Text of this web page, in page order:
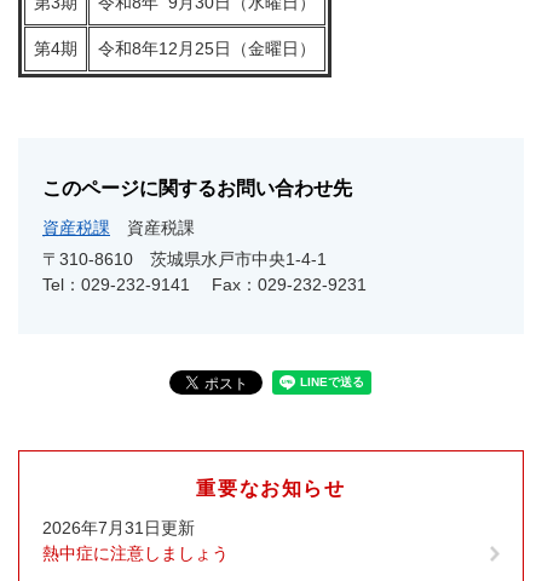
第4期 令和8年12月25日（金曜日）
このページに関するお問い合わせ先
資産税課
資産税課
〒310-8610 茨城県水戸市中央1-4-1
Tel：029-232-9141
Fax：029-232-9231
重要なお知らせ
2026年7月31日更新
熱中症に注意しましょう